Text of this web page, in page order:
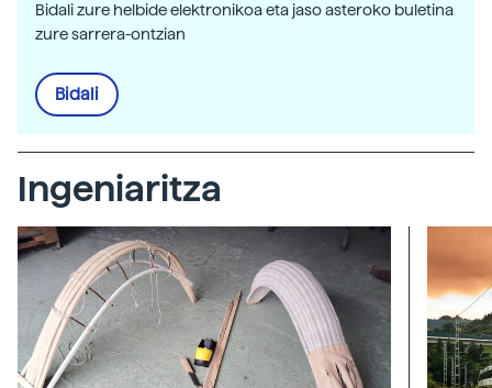
Bidali zure helbide elektronikoa eta jaso asteroko buletina
zure sarrera-ontzian
Bidali
Ingeniaritza